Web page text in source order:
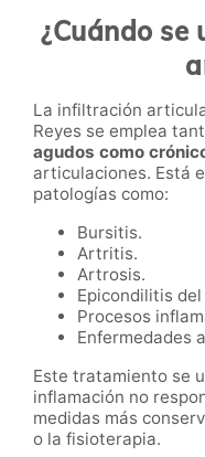
¿Cuándo
La infiltración
Reyes se emplea
agudos como
articulaciones. Está
patologías como:
Bursitis.
Artritis.
Artrosis.
Epicondilitis del
Procesos
Enfermedades
Este tratamiento se
inflamación no
medidas más
o la fisioterapia.